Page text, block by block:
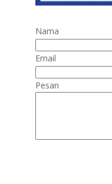
Nama
Email
Pesan